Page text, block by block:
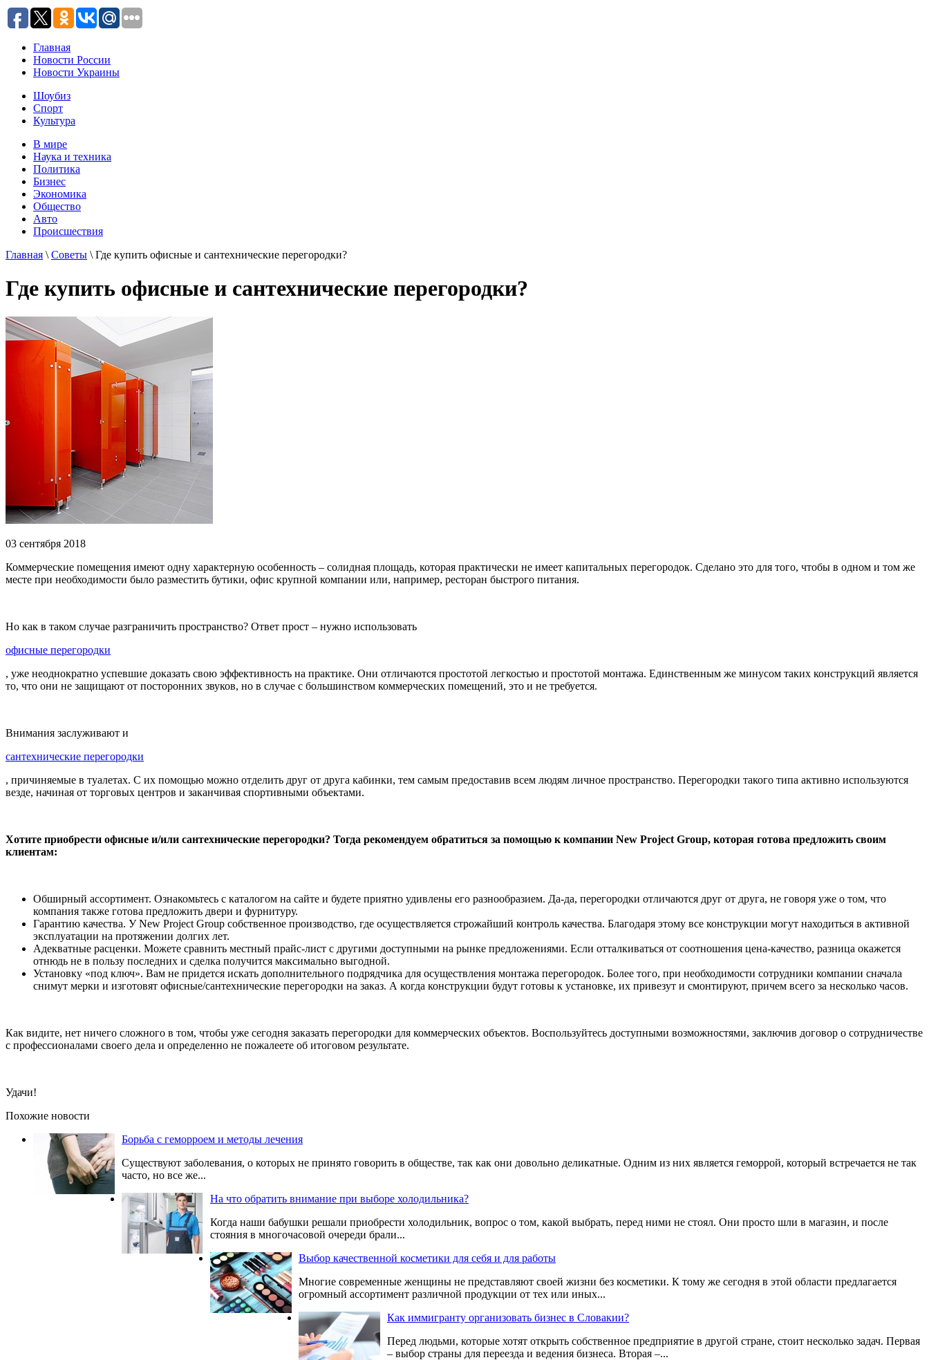
Главная
Новости России
Новости Украины
Шоубиз
Спорт
Культура
В мире
Наука и техника
Политика
Бизнес
Экономика
Общество
Авто
Происшествия
Главная \ Советы \ Где купить офисные и сантехнические перегородки?
Где купить офисные и сантехнические перегородки?
03 сентября 2018
Коммерческие помещения имеют одну характерную особенность – солидная площадь, которая практически не имеет капитальных перегородок. Сделано это для того, чтобы в одном и том же
месте при необходимости было разместить бутики, офис крупной компании или, например, ресторан быстрого питания.
Но как в таком случае разграничить пространство? Ответ прост – нужно использовать
офисные перегородки
, уже неоднократно успевшие доказать свою эффективность на практике. Они отличаются простотой легкостью и простотой монтажа. Единственным же минусом таких конструкций является
то, что они не защищают от посторонних звуков, но в случае с большинством коммерческих помещений, это и не требуется.
Внимания заслуживают и
сантехнические перегородки
, причиняемые в туалетах. С их помощью можно отделить друг от друга кабинки, тем самым предоставив всем людям личное пространство. Перегородки такого типа активно используются
везде, начиная от торговых центров и заканчивая спортивными объектами.
Хотите приобрести офисные и/или сантехнические перегородки? Тогда рекомендуем обратиться за помощью к компании New Project Group, которая готова предложить своим
клиентам:
Обширный ассортимент. Ознакомьтесь с каталогом на сайте и будете приятно удивлены его разнообразием. Да-да, перегородки отличаются друг от друга, не говоря уже о том, что
компания также готова предложить двери и фурнитуру.
Гарантию качества. У New Project Group собственное производство, где осуществляется строжайший контроль качества. Благодаря этому все конструкции могут находиться в активной
эксплуатации на протяжении долгих лет.
Адекватные расценки. Можете сравнить местный прайс-лист с другими доступными на рынке предложениями. Если отталкиваться от соотношения цена-качество, разница окажется
отнюдь не в пользу последних и сделка получится максимально выгодной.
Установку «под ключ». Вам не придется искать дополнительного подрядчика для осуществления монтажа перегородок. Более того, при необходимости сотрудники компании сначала
снимут мерки и изготовят офисные/сантехнические перегородки на заказ. А когда конструкции будут готовы к установке, их привезут и смонтируют, причем всего за несколько часов.
Как видите, нет ничего сложного в том, чтобы уже сегодня заказать перегородки для коммерческих объектов. Воспользуйтесь доступными возможностями, заключив договор о сотрудничестве
с профессионалами своего дела и определенно не пожалеете об итоговом результате.
Удачи!
Похожие новости
Борьба с геморроем и методы лечения
Существуют заболевания, о которых не принято говорить в обществе, так как они довольно деликатные. Одним из них является геморрой, который встречается не так
часто, но все же...
На что обратить внимание при выборе холодильника?
Когда наши бабушки решали приобрести холодильник, вопрос о том, какой выбрать, перед ними не стоял. Они просто шли в магазин, и после
стояния в многочасовой очереди брали...
Выбор качественной косметики для себя и для работы
Многие современные женщины не представляют своей жизни без косметики. К тому же сегодня в этой области предлагается
огромный ассортимент различной продукции от тех или иных...
Как иммигранту организовать бизнес в Словакии?
Перед людьми, которые хотят открыть собственное предприятие в другой стране, стоит несколько задач. Первая
– выбор страны для переезда и ведения бизнеса. Вторая –...